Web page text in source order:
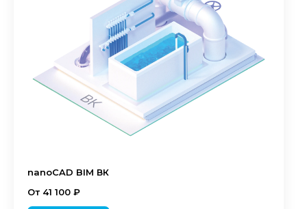
nanoCAD BIM ВК
От 41 100 ₽